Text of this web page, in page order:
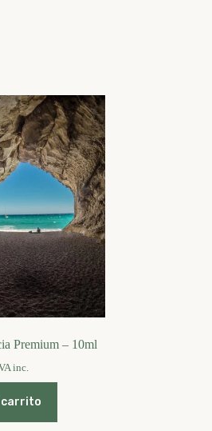
Premium – 10ml
inc.
carrito